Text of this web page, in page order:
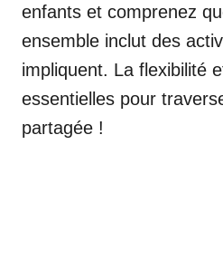
enfants et comprenez
ensemble inclut des
impliquent. La flexibilité
essentielles pour
partagée !